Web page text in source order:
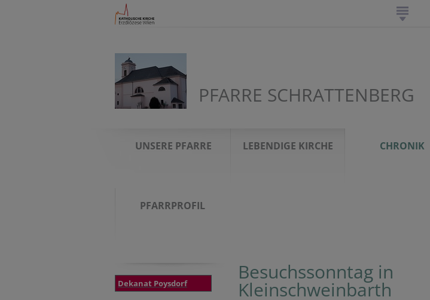
PFARRE SCHRATTENBERG
UNSERE PFARRE LEBENDIGE KIRCHE CHRONIK
PFARRPROFIL
Dekanat Poysdorf Besuchssonntag in
Kleinschweinbarth